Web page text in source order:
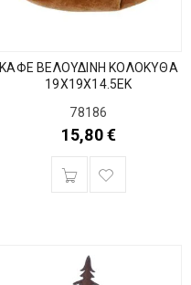
ΚΑΦΕ ΒΕΛΟΥΔΙΝΗ ΚΟΛΟΚΥΘΑ
19Χ19Χ14.5ΕΚ
78186
15,80€